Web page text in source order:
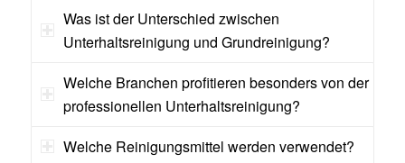
Was ist der Unterschied zwischen
Unterhaltsreinigung und Grundreinigung?
Welche Branchen profitieren besonders von der
professionellen Unterhaltsreinigung?
Welche Reinigungsmittel werden verwendet?